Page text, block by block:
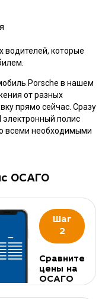
водителей, которые
Porsche в нашем
от разных
прямо сейчас. Сразу
полис
всеми необходимыми
ОСАГО
Шаг
2
Сравните
цены на
ОСАГО